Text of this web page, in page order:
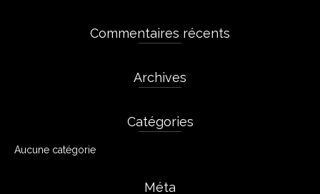
Commentaires récents
Archives
Catégories
Aucune catégorie
Méta